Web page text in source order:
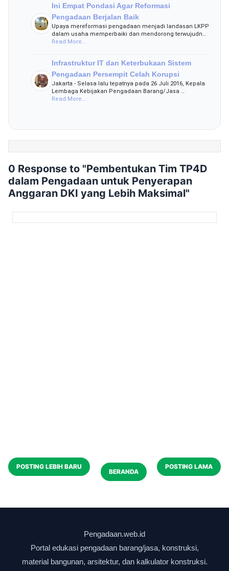
Ini Empat Pondasi Agar Reformasi
Pengadaan Berjalan Baik
Upaya mereformasi pengadaan menjadi landasan LKPP
dalam usaha memperbaiki dan mendorong terwujudn…
Read More...
Infrastruktur IT dan Keterbukaan Sistem
Pengadaan Persempit Celah Korupsi
Jakarta - Selasa lalu tepatnya pada 26 Juli 2016, Kepala
Lembaga Kebijakan Pengadaan Barang/Jasa …
Read More...
0 Response to "Pembentukan Tim TP4D
dalam Pengadaan untuk Penyerapan
Anggaran DKI yang Lebih Maksimal"
POSTING LEBIH BARU POSTING LAMA
BERANDA